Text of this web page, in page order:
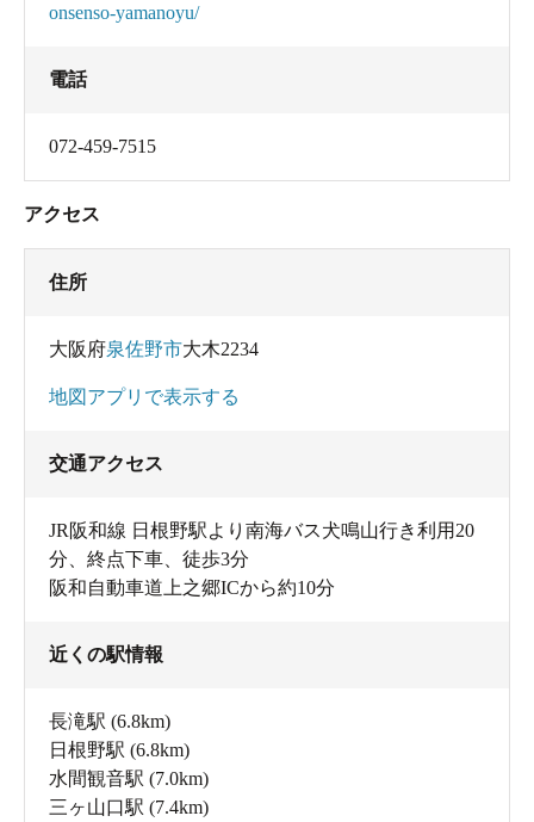
onsenso-yamanoyu/
電話
072-459-7515
アクセス
住所
大阪府泉佐野市大木2234
地図アプリで表示する
交通アクセス
JR阪和線 日根野駅より南海バス犬鳴山行き利用20
分、終点下車、徒歩3分
阪和自動車道上之郷ICから約10分
近くの駅情報
長滝駅 (6.8km)
日根野駅 (6.8km)
水間観音駅 (7.0km)
三ヶ山口駅 (7.4km)